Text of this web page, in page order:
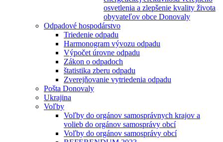
osvetlenia a zlepšenie kvality života
obyvateľov obce Donovaly
Odpadové hospodárstvo
Triedenie odpadu
Harmonogram vývozu odpadu
Výpočet úrovne odpadu
Zákon o odpadoch
štatistika zberu odpadu
Zverejňovanie vytriedenia odpadu
Pošta Donovaly
Ukrajina
Voľby
Voľby do orgánov samosprávnych krajov a
volieb do orgánov samosprávy obcí
Voľby do orgánov samosprávy obcí